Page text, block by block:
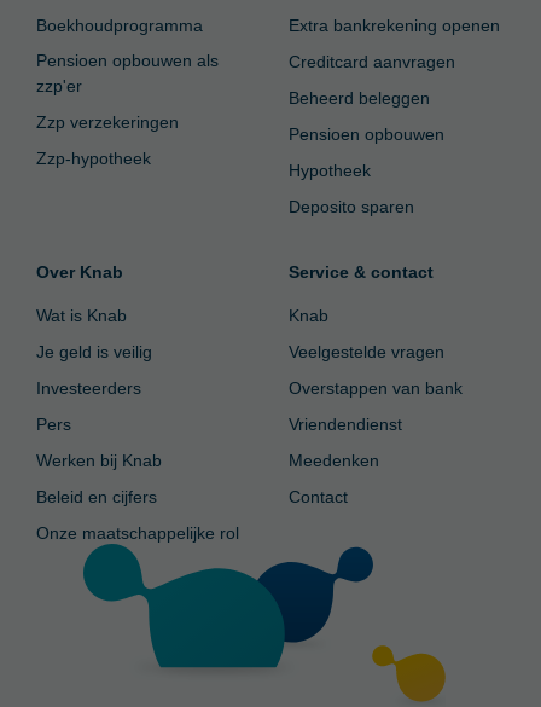
Boekhoudprogramma
Pensioen opbouwen als
zzp'er
Zzp verzekeringen
Zzp-hypotheek
Extra bankrekening openen
Creditcard aanvragen
Beheerd beleggen
Pensioen opbouwen
Hypotheek
Deposito sparen
Over Knab
Wat is Knab
Je geld is veilig
Investeerders
Pers
Werken bij Knab
Beleid en cijfers
Onze maatschappelijke rol
Service & contact
Knab
Veelgestelde vragen
Overstappen van bank
Vriendendienst
Meedenken
Contact